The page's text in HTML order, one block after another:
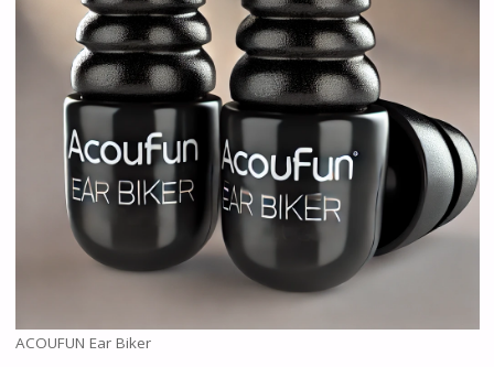
ACOUFUN Ear Biker